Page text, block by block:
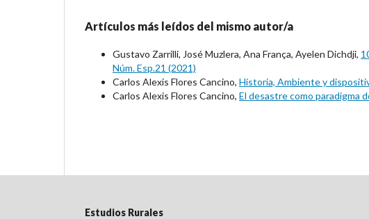
Artículos más leídos del mismo autor/a
Gustavo Zarrilli, José Muzlera, Ana França, Ayelen Dichdji,
Núm. Esp.21 (2021)
Carlos Alexis Flores Cancino, Historia, Ambiente y
Carlos Alexis Flores Cancino, El desastre como paradigma
Estudios Rurales